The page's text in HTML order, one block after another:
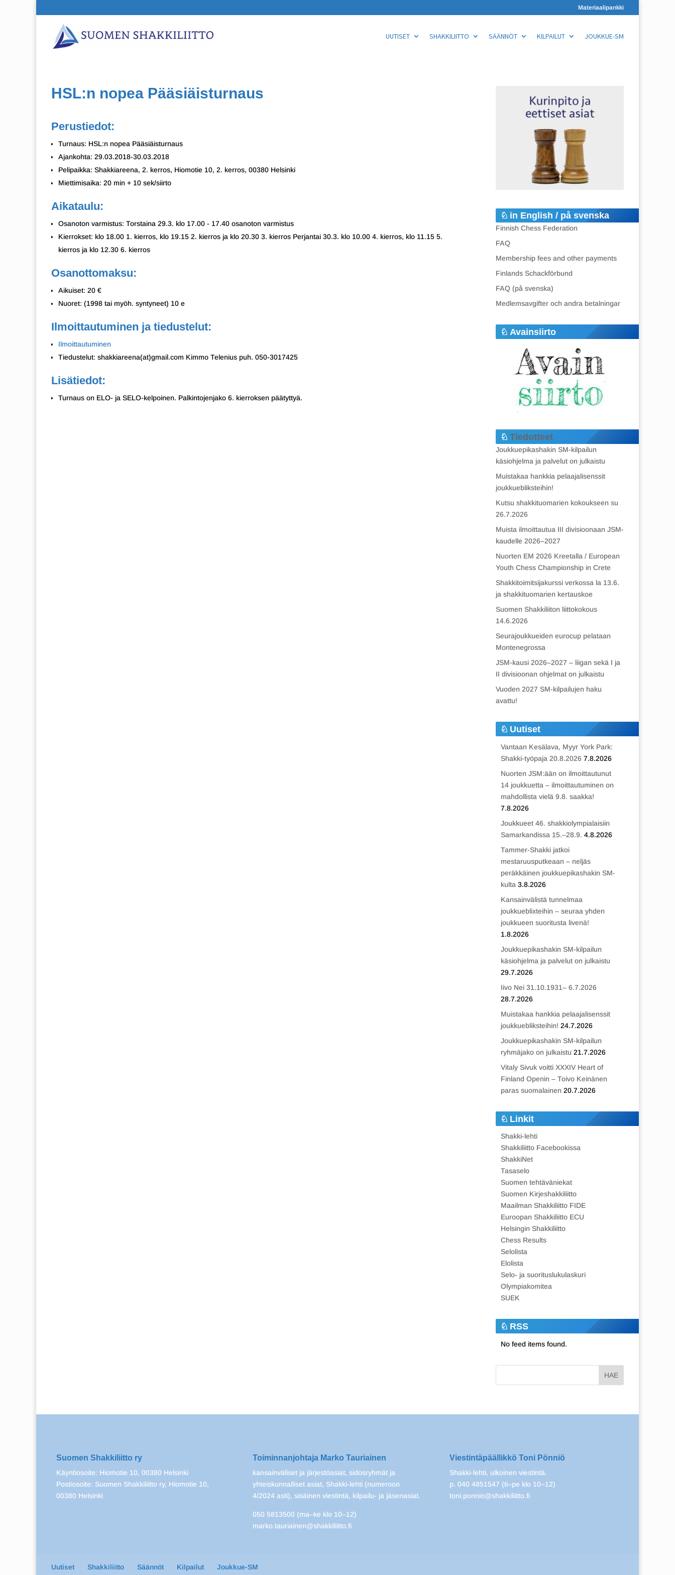
Materiaalipankki
UUTISET SHAKKILIITTO SÄÄNNÖT KILPAILUT JOUKKUE-SM
HSL:n nopea Pääsiäisturnaus
Perustiedot:
Turnaus: HSL:n nopea Pääsiäisturnaus
Ajankohta: 29.03.2018-30.03.2018
Pelipaikka: Shakkiareena, 2. kerros, Hiomotie 10, 2. kerros, 00380 Helsinki
Miettimisaika: 20 min + 10 sek/siirto
Aikataulu:
Osanoton varmistus: Torstaina 29.3. klo 17.00 - 17.40 osanoton varmistus
Kierrokset: klo 18.00 1. kierros, klo 19.15 2. kierros ja klo 20.30 3. kierros Perjantai 30.3. klo 10.00 4. kierros, klo 11.15 5.
kierros ja klo 12.30 6. kierros
Osanottomaksu:
Aikuiset: 20 €
Nuoret: (1998 tai myöh. syntyneet) 10 e
Ilmoittautuminen ja tiedustelut:
Ilmoittautuminen
Tiedustelut: shakkiareena(at)gmail.com Kimmo Telenius puh. 050-3017425
Lisätiedot:
Turnaus on ELO- ja SELO-kelpoinen. Palkintojenjako 6. kierroksen päätyttyä.
in English / på svenska
Finnish Chess Federation
FAQ
Membership fees and other payments
Finlands Schackförbund
FAQ (på svenska)
Medlemsavgifter och andra betalningar
Avainsiirto
Tiedotteet
Joukkuepikashakin SM-kilpailun
käsiohjelma ja palvelut on julkaistu
Muistakaa hankkia pelaajalisenssit
joukkuebliksteihin!
Kutsu shakkituomarien kokoukseen su
26.7.2026
Muista ilmoittautua III divisioonaan JSM-
kaudelle 2026–2027
Nuorten EM 2026 Kreetalla / European
Youth Chess Championship in Crete
Shakkitoimitsijakurssi verkossa la 13.6.
ja shakkituomarien kertauskoe
Suomen Shakkiliiton liittokokous
14.6.2026
Seurajoukkueiden eurocup pelataan
Montenegrossa
JSM-kausi 2026–2027 – liigan sekä I ja
II divisioonan ohjelmat on julkaistu
Vuoden 2027 SM-kilpailujen haku
avattu!
Uutiset
Vantaan Kesälava, Myyr York Park:
Shakki-työpaja 20.8.2026 7.8.2026
Nuorten JSM:ään on ilmoittautunut
14 joukkuetta – ilmoittautuminen on
mahdollista vielä 9.8. saakka!
7.8.2026
Joukkueet 46. shakkiolympialaisiin
Samarkandissa 15.–28.9. 4.8.2026
Tammer-Shakki jatkoi
mestaruusputkeaan – neljäs
peräkkäinen joukkuepikashakin SM-
kulta 3.8.2026
Kansainvälistä tunnelmaa
joukkueblixteihin – seuraa yhden
joukkueen suoritusta livenä!
1.8.2026
Joukkuepikashakin SM-kilpailun
käsiohjelma ja palvelut on julkaistu
29.7.2026
Iivo Nei 31.10.1931– 6.7.2026
28.7.2026
Muistakaa hankkia pelaajalisenssit
joukkuebliksteihin! 24.7.2026
Joukkuepikashakin SM-kilpailun
ryhmäjako on julkaistu 21.7.2026
Vitaly Sivuk voitti XXXIV Heart of
Finland Openin – Toivo Keinänen
paras suomalainen 20.7.2026
Linkit
Shakki-lehti
Shakkiliitto Facebookissa
ShakkiNet
Tasaselo
Suomen tehtäväniekat
Suomen Kirjeshakkiliitto
Maailman Shakkiliitto FIDE
Euroopan Shakkiliitto ECU
Helsingin Shakkiliitto
Chess Results
Selolista
Elolista
Selo- ja suorituslukulaskuri
Olympiakomitea
SUEK
RSS
No feed items found.
Suomen Shakkiliitto ry
Käyntiosoite: Hiomotie 10, 00380 Helsinki
Postiosoite: Suomen Shakkiliitto ry, Hiomotie 10,
00380 Helsinki
Toiminnanjohtaja Marko Tauriainen
kansainväliset ja järjestöasiat, sidosryhmät ja
yhteiskunnalliset asiat, Shakki-lehti (numeroon
4/2024 asti), sisäinen viestintä, kilpailu- ja jäsenasiat.
050 5813500 (ma–ke klo 10–12)
marko.tauriainen@shakkiliitto.fi
Viestintäpäällikkö Toni Pönniö
Shakki-lehti, ulkoinen viestintä.
p. 040 4851547 (ti–pe klo 10–12)
toni.ponnio@shakkiliitto.fi
Uutiset Shakkiliitto Säännöt Kilpailut Joukkue-SM